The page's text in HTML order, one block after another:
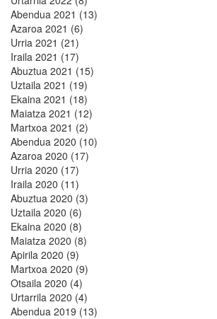
Abendua 2021 (13)
Azaroa 2021 (6)
Urria 2021 (21)
Iraila 2021 (17)
Abuztua 2021 (15)
Uztaila 2021 (19)
Ekaina 2021 (18)
Maiatza 2021 (12)
Martxoa 2021 (2)
Abendua 2020 (10)
Azaroa 2020 (17)
Urria 2020 (17)
Iraila 2020 (11)
Abuztua 2020 (3)
Uztaila 2020 (6)
Ekaina 2020 (8)
Maiatza 2020 (8)
Apirila 2020 (9)
Martxoa 2020 (9)
Otsaila 2020 (4)
Urtarrila 2020 (4)
Abendua 2019 (13)